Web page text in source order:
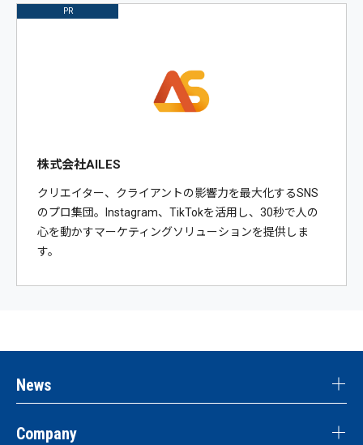
PR
株式会社AILES
クリエイター、クライアントの影響力を最大化するSNS
のプロ集団。Instagram、TikTokを活用し、30秒で人の
心を動かすマーケティングソリューションを提供しま
す。
News
Company